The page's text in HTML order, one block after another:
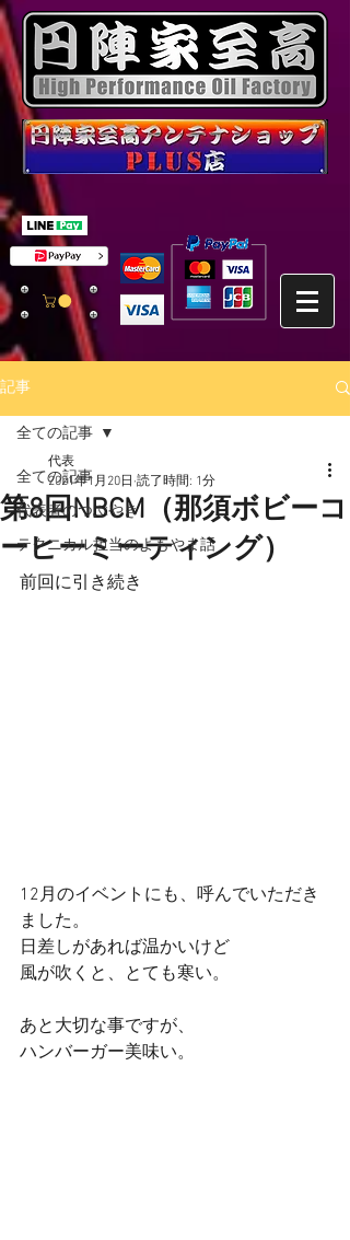
記事
全ての記事
代表者のつぶやき
テクニカル担当のよもやま話
全ての記事
第8回NBCM（那須ボビーコ
ーヒーミーティング）
代表
2021年1月20日 読了時間: 1分
前回に引き続き
12月のイベントにも、呼んでいただき
ました。
日差しがあれば温かいけど
風が吹くと、とても寒い。
あと大切な事ですが、
ハンバーガー美味い。